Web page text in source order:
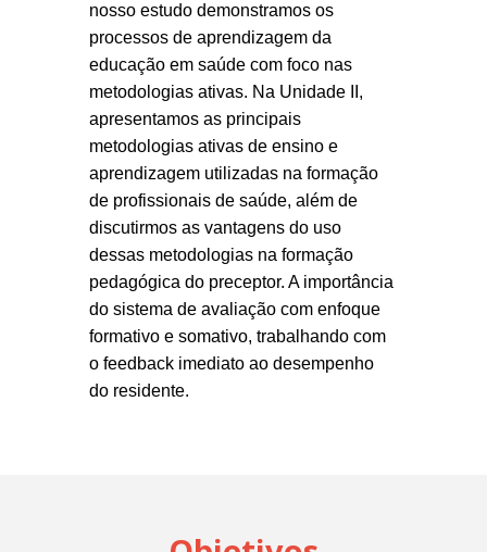
nosso estudo demonstramos os
processos de aprendizagem da
educação em saúde com foco nas
metodologias ativas. Na Unidade II,
apresentamos as principais
metodologias ativas de ensino e
aprendizagem utilizadas na formação
de profissionais de saúde, além de
discutirmos as vantagens do uso
dessas metodologias na formação
pedagógica do preceptor. A importância
do sistema de avaliação com enfoque
formativo e somativo, trabalhando com
o feedback imediato ao desempenho
do residente.